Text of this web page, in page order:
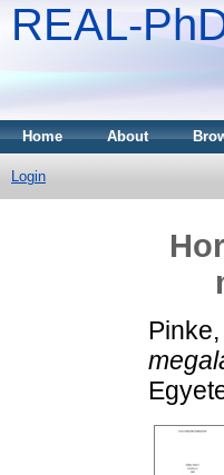
REAL-
Home About
Login